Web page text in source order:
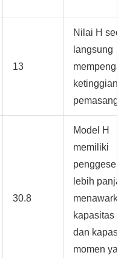
13
Nilai H
langsung
ketinggian
30.8
Model H
memiliki
penggeser
lebih
kapasitas
dan
momen